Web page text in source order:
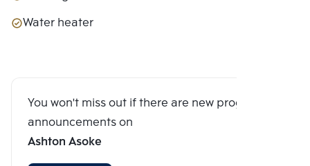
Water heater
You won't miss out if there are new program
announcements on
Ashton Asoke